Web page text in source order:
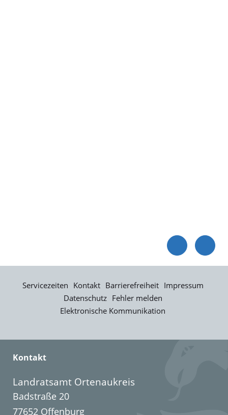
Servicezeiten Kontakt Barrierefreiheit Impressum
Datenschutz Fehler melden
Elektronische Kommunikation
Kontakt
Landratsamt Ortenaukreis
Badstraße 20
77652 Offenburg